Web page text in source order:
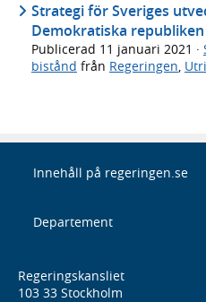
Strategi för Sveriges
Demokratiska republiken
Publicerad 11 januari 2021 ·
bistånd från Regeringen,
Innehåll på regeringen.se
Departement
Regeringskansliet
103 33 Stockholm